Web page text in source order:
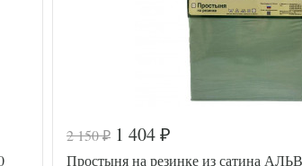
Код товара
571-671
FIR8681
2 150₽ 1 404 ₽
Простыня на резинке из сатина